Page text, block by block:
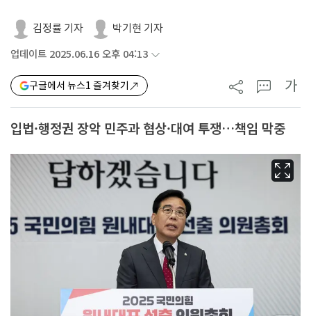
김정률 기자 박기현 기자
업데이트 2025.06.16 오후 04:13
구글에서 뉴스1 즐겨찾기 가
입법·행정권 장악 민주과 협상·대여 투쟁…책임 막중